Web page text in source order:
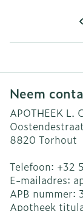
Neem
APOTHEEK L.
8820 Torhout
Telefoon: +32
E-mailadres:
APB nummer:
Apotheek